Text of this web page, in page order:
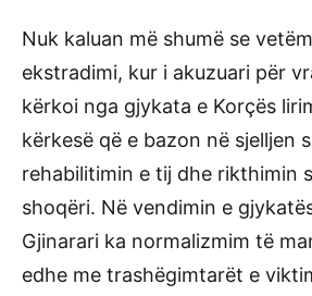
Nuk kaluan më shumë se
ekstradimi, kur i akuzuari për
kërkoi nga gjykata e Korçës
kërkesë që e bazon në sjelljen
rehabilitimin e tij dhe rikthimin
shoqëri. Në vendimin e
Gjinarari ka normalizmim të
edhe me trashëgimtarët e